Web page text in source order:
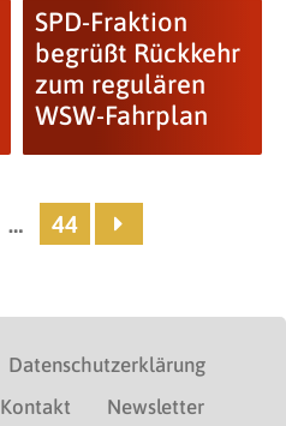
SPD-Fraktion
begrüßt Rückkehr
zum regulären
WSW-Fahrplan
… 44
Datenschutzerklärung
Kontakt Newsletter